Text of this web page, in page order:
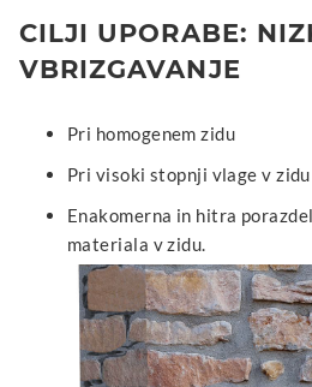
CILJI UPORABE:
VBRIZGAVANJE
Pri homogenem zidu
Pri visoki stopnji vlage v zidu
Enakomerna in hitra
materiala v zidu.